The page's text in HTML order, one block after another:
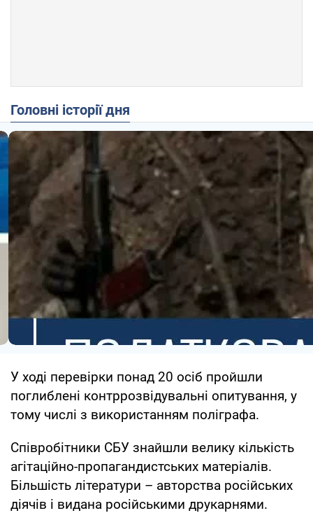
Головні історії дня
У ході перевірки понад 20 осіб пройшли
поглиблені контррозвідувальні опитування, у
тому числі з використанням поліграфа.
Співробітники СБУ знайшли велику кількість
агітаційно-пропагандистських матеріалів.
Більшість літератури – авторства російських
діячів і видана російськими друкарнями.